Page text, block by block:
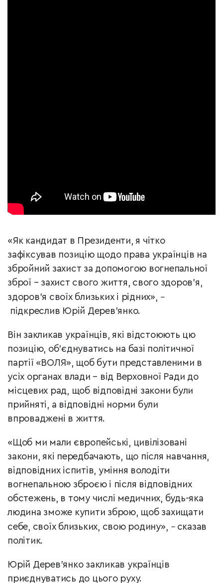
«Як кандидат в Президенти, я чітко
зафіксував позицію щодо права українців на
збройний захист за допомогою вогнепальної
зброї – захист свого життя, свого здоров’я,
здоров’я своїх близьких і рідних», –
підкреслив Юрій Дерев’янко.
Він закликав українців, які відстоюють цю
позицію, об’єднуватись на базі політичної
партії «ВОЛЯ», щоб бути представленими в
усіх органах влади – від Верховної Ради до
місцевих рад, щоб відповідні закони були
прийняті, а відповідні норми були
впроваджені в життя.
«Щоб ми мали європейські, цивілізовані
закони, які передбачають, що після навчання,
відповідних іспитів, уміння володіти
вогнепальною зброєю і після відповідних
обстежень, в тому числі медичних, будь-яка
людина зможе купити зброю, щоб захищати
себе, своїх близьких, свою родину», –сказав
політик.
Юрій Дерев’янко закликав українців
приєднуватись до цього руху.